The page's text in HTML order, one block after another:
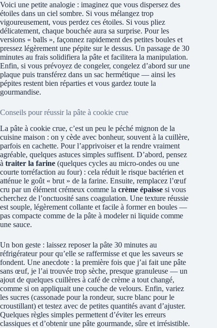
Voici une petite analogie : imaginez que vous dispersez des
étoiles dans un ciel sombre. Si vous mélangez trop
vigoureusement, vous perdez ces étoiles. Si vous pliez
délicatement, chaque bouchée aura sa surprise. Pour les
versions « balls », façonnez rapidement des petites boules et
pressez légèrement une pépite sur le dessus. Un passage de 30
minutes au frais solidifiera la pâte et facilitera la manipulation.
Enfin, si vous prévoyez de congeler, congelez d’abord sur une
plaque puis transférez dans un sac hermétique — ainsi les
pépites restent bien réparties et vous gardez toute la
gourmandise.
Conseils pour réussir la pâte à cookie crue
La pâte à cookie crue, c’est un peu le péché mignon de la
cuisine maison : on y cède avec bonheur, souvent à la cuillère,
parfois en cachette. Pour l’apprivoiser et la rendre vraiment
agréable, quelques astuces simples suffisent. D’abord, pensez
à traiter la farine (quelques cycles au micro-ondes ou une
courte torréfaction au four) : cela réduit le risque bactérien et
atténue le goût « brut » de la farine. Ensuite, remplacez l’œuf
cru par un élément crémeux comme la crème épaisse si vous
cherchez de l’onctuosité sans coagulation. Une texture réussie
est souple, légèrement collante et facile à former en boules —
pas compacte comme de la pâte à modeler ni liquide comme
une sauce.
Un bon geste : laissez reposer la pâte 30 minutes au
réfrigérateur pour qu’elle se raffermisse et que les saveurs se
fondent. Une anecdote : la première fois que j’ai fait une pâte
sans œuf, je l’ai trouvée trop sèche, presque granuleuse — un
ajout de quelques cuillères à café de crème a tout changé,
comme si on appliquait une couche de velours. Enfin, variez
les sucres (cassonade pour la rondeur, sucre blanc pour le
croustillant) et testez avec de petites quantités avant d’ajuster.
Quelques règles simples permettent d’éviter les erreurs
classiques et d’obtenir une pâte gourmande, sûre et irrésistible.